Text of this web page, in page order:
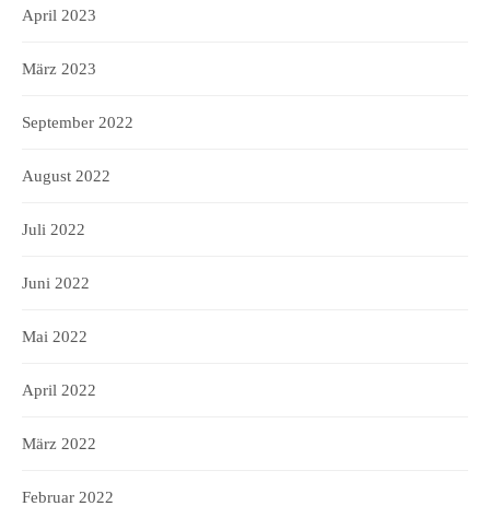
April 2023
März 2023
September 2022
August 2022
Juli 2022
Juni 2022
Mai 2022
April 2022
März 2022
Februar 2022